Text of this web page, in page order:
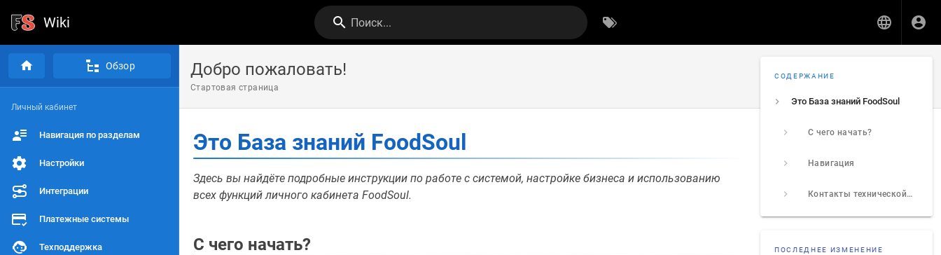
Wiki Поиск...
Обзор
Личный кабинет
Навигация по разделам
Настройки
Интеграции
Платежные системы
Техподдержка
Добро пожаловать!
Стартовая страница
СОДЕРЖАНИЕ
Это База знаний FoodSoul
С чего начать?
Навигация
Контакты технической поддержки
ПОСЛЕДНЕЕ ИЗМЕНЕНИЕ
Это База знаний FoodSoul
Здесь вы найдёте подробные инструкции по работе с системой, настройке бизнеса и использованию
всех функций личного кабинета FoodSoul.
С чего начать?